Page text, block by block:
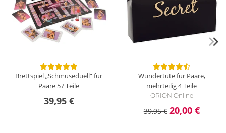
Brettspiel „Schmuseduell“ für
Paare 57 Teile
39,95 €
Wundertüte für Paare,
mehrteilig4 Teile
ORION Online
39,95 € 20,00 €